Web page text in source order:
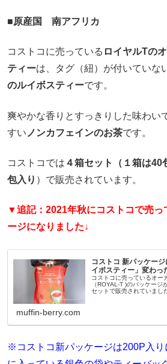
■原産国 南アフリカ
コストコに売っている ロイヤルTの
ティーは、タグ（紐）が付いていな
のルイボスティーです。
爽やかな香りとすっきりした味わい
すい ノンカフェインのお茶です。
コストコでは ４箱セット（１箱は40
包入り ）で販売されています。
▼追記：2021年秋にコストコで売っ
ージになりました↓
コストコ 新パッケー
イボスティー」変わっ
コストコに売っているオー
（ROYAL-T )のパッケー
セットで販売されていまし
muffin-berry.com
※コストコ新パッケージは200P入り